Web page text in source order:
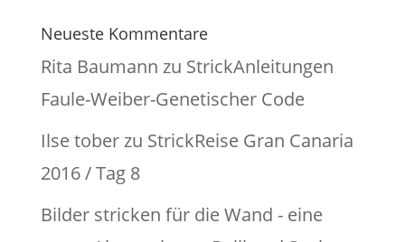
Neueste Kommentare
Rita Baumann zu StrickAnleitungen
Faule-Weiber-Genetischer Code
Ilse toberzu StrickReise Gran Canaria
2016 / Tag 8
Bilder stricken für die Wand - eine